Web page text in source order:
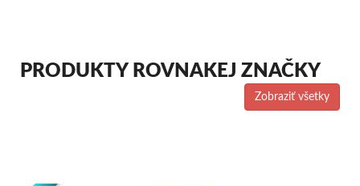
PRODUKTY ROVNAKEJ ZNAČKY
Zobraziť všetky